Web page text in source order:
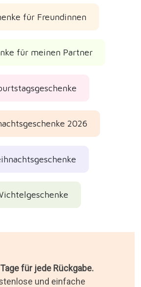
für Freundinnen
für meinen Partner
2026
für jede Rückgabe.
und einfache